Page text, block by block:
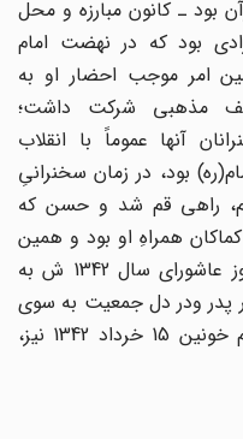
ـ کانون مبارزه و محل
بود که در نهضت امام
امر موجب احضار او به
مذهبی شرکت داشت؛
آنها عموماً با انقلاب
بود، در زمان سخنرانیِ
راهی قم شد و حسن که
کماکان همراهِ او بود و همین
مسئله او را در جریان راهپیمایی روز عاشورای سال 1342 ش به
پدر ودر دل جمعیت به سوی
دانشگاه رهسپار[7] و در جریان قیام خونین 15 خرداد 1342 نیز،